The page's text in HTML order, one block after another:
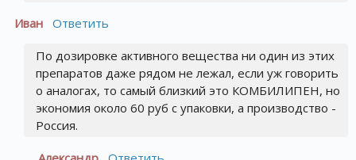
Иван Ответить
По дозировке активного вещества ни один из этих
препаратов даже рядом не лежал, если уж говорить
о аналогах, то самый близкий это КОМБИЛИПЕН, но
экономия около 60 руб с упаковки, а производство -
Россия.